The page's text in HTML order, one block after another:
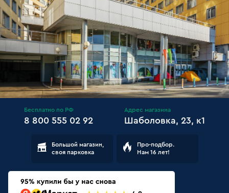
Бесплатно по РФ
8 800 555 02 92
Адрес магазина
Шаболовка, 23, к1
Большой магазин,
своя парковка
Про-подбор.
Нам 16 лет!